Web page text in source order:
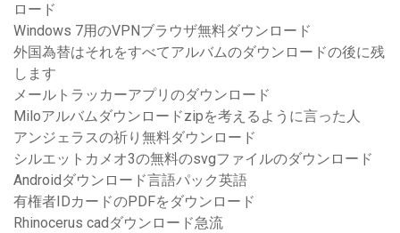
ロード
Windows 7用のVPNブラウザ無料ダウンロード
外国為替はそれをすべてアルバムのダウンロードの後に​​残
します
メールトラッカーアプリのダウンロード
Miloアルバムダウンロードzipを考えるように言った人
アンジェラスの祈り無料ダウンロード
シルエットカメオ3の無料のsvgファイルのダウンロード
Androidダウンロード言語パック英語
有権者IDカードのPDFをダウンロード
Rhinocerus cadダウンロード急流